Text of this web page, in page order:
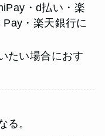
・d払い・楽
・楽天銀行に
たい場合におす
る。